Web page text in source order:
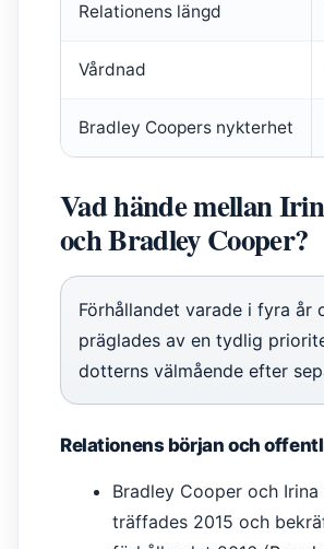
Relationens längd
Vårdnad
Bradley Coopers nykterhet
Vad hände mellan
och Bradley Cooper?
Förhållandet varade i fyra år
präglades av en tydlig
dotterns välmående efter
Relationens början och
Bradley Cooper och Irina
träffades 2015 och